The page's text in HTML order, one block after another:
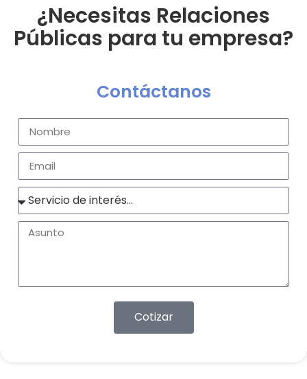
¿Necesitas Relaciones
Públicas para tu empresa?
Contáctanos
Cotizar